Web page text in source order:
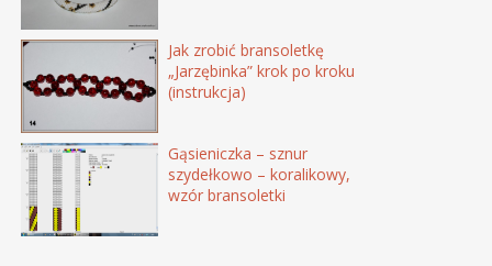
Jak zrobić bransoletkę
„Jarzębinka” krok po kroku
(instrukcja)
Gąsieniczka – sznur
szydełkowo – koralikowy,
wzór bransoletki